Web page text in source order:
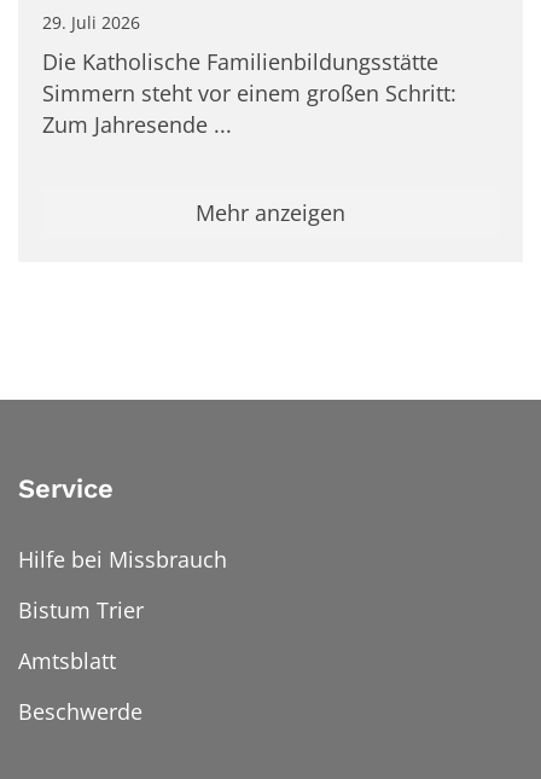
29. Juli 2026
Die Katholische Familienbildungsstätte
Simmern steht vor einem großen Schritt:
Zum Jahresende ...
Mehr anzeigen
Service
Hilfe bei Missbrauch
Bistum Trier
Amtsblatt
Beschwerde